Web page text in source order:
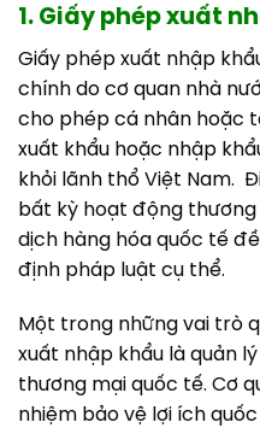
1. Giấy phép xuất
Giấy phép xuất nhập
chính do cơ quan nhà
cho phép cá nhân hoặc
xuất khẩu hoặc nhập
khỏi lãnh thổ Việt Nam.
bất kỳ hoạt động thương
dịch hàng hóa quốc tế
định pháp luật cụ thể.
Một trong những vai trò
xuất nhập khẩu là quản
thương mại quốc tế. Cơ
nhiệm bảo vệ lợi ích